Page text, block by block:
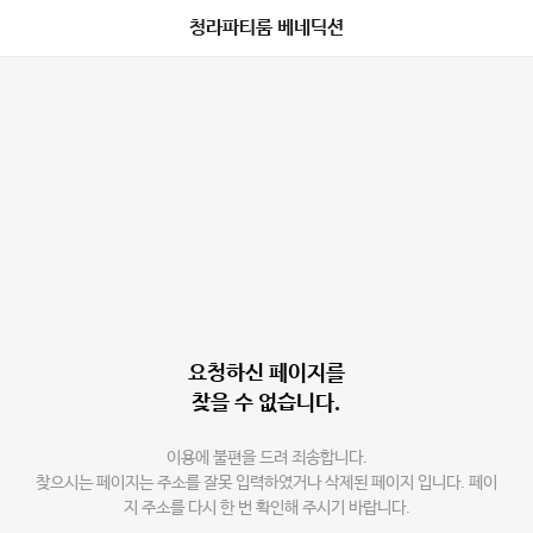
청라파티룸 베네딕션
요청하신 페이지를
찾을 수 없습니다.
이용에 불편을 드려 죄송합니다.
찾으시는 페이지는 주소를 잘못 입력하였거나 삭제된 페이지 입니다. 페이
지 주소를 다시 한 번 확인해 주시기 바랍니다.